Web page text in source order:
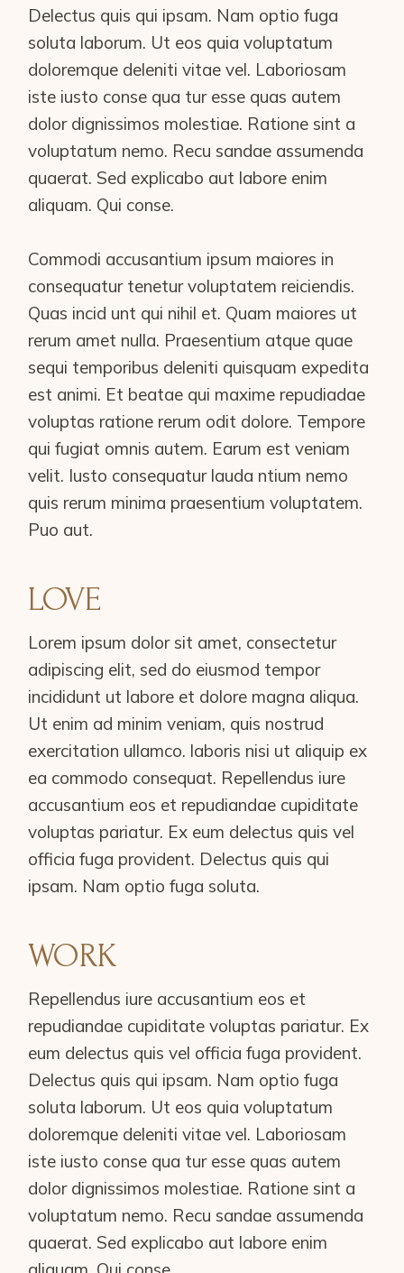
Delectus quis qui ipsam. Nam optio fuga
soluta laborum. Ut eos quia voluptatum
doloremque deleniti vitae vel. Laboriosam
iste iusto conse qua tur esse quas autem
dolor dignissimos molestiae. Ratione sint a
voluptatum nemo. Recu sandae assumenda
quaerat. Sed explicabo aut labore enim
aliquam. Qui conse.
Commodi accusantium ipsum maiores in
consequatur tenetur voluptatem reiciendis.
Quas incid unt qui nihil et. Quam maiores ut
rerum amet nulla. Praesentium atque quae
sequi temporibus deleniti quisquam expedita
est animi. Et beatae qui maxime repudiadae
voluptas ratione rerum odit dolore. Tempore
qui fugiat omnis autem. Earum est veniam
velit. Iusto consequatur lauda ntium nemo
quis rerum minima praesentium voluptatem.
Puo aut.
LOVE
Lorem ipsum dolor sit amet, consectetur
adipiscing elit, sed do eiusmod tempor
incididunt ut labore et dolore magna aliqua.
Ut enim ad minim veniam, quis nostrud
exercitation ullamco. laboris nisi ut aliquip ex
ea commodo consequat. Repellendus iure
accusantium eos et repudiandae cupiditate
voluptas pariatur. Ex eum delectus quis vel
officia fuga provident. Delectus quis qui
ipsam. Nam optio fuga soluta.
WORK
Repellendus iure accusantium eos et
repudiandae cupiditate voluptas pariatur. Ex
eum delectus quis vel officia fuga provident.
Delectus quis qui ipsam. Nam optio fuga
soluta laborum. Ut eos quia voluptatum
doloremque deleniti vitae vel. Laboriosam
iste iusto conse qua tur esse quas autem
dolor dignissimos molestiae. Ratione sint a
voluptatum nemo. Recu sandae assumenda
quaerat. Sed explicabo aut labore enim